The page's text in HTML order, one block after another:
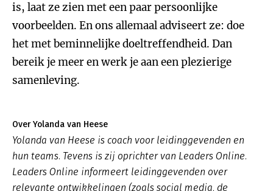
is, laat ze zien met een paar persoonlijke
voorbeelden. En ons allemaal adviseert ze: doe
het met beminnelijke doeltreffendheid. Dan
bereik je meer en werk je aan een plezierige
samenleving.
Over Yolanda van Heese
Yolanda van Heese is coach voor leidinggevenden en
hun teams. Tevens is zij oprichter van Leaders Online.
Leaders Online informeert leidinggevenden over
relevante ontwikkelingen (zoals social media, de